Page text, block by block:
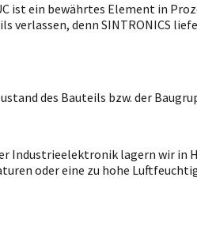
ist ein bewährtes Element in
verlassen, denn SINTRONICS
des Bauteils bzw. der
Industrieelektronik lagern wir in
oder eine zu hohe